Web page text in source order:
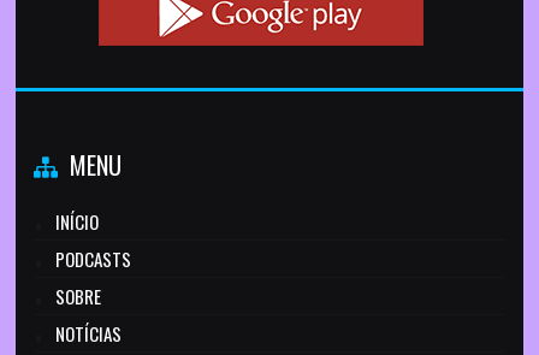
MENU
INÍCIO
PODCASTS
SOBRE
NOTÍCIAS